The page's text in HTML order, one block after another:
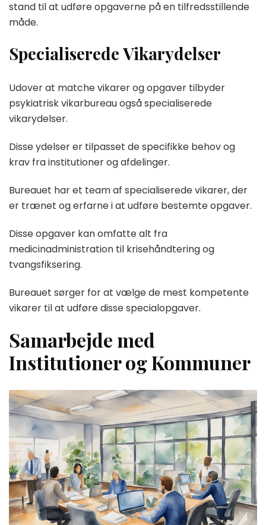
stand til at udføre opgaverne på en tilfredsstillende
måde.
Specialiserede Vikarydelser
Udover at matche vikarer og opgaver tilbyder
psykiatrisk vikarbureau også specialiserede
vikarydelser.
Disse ydelser er tilpasset de specifikke behov og
krav fra institutioner og afdelinger.
Bureauet har et team af specialiserede vikarer, der
er trænet og erfarne i at udføre bestemte opgaver.
Disse opgaver kan omfatte alt fra
medicinadministration til krisehåndtering og
tvangsfiksering.
Bureauet sørger for at vælge de mest kompetente
vikarer til at udføre disse specialopgaver.
Samarbejde med
Institutioner og Kommuner